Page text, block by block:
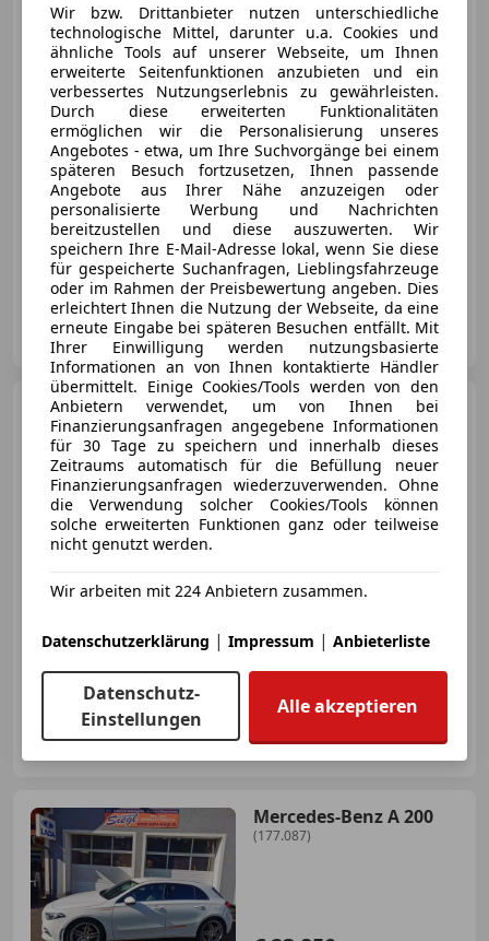
€ 6 500
02/2012 199 981 km Diesel 103 kW (140 PS)
Autohaus Siegl GmbH
AT-8282 Loipersdorf
Mitsubishi Eclipse
Cross2,4 PHEV 4WD Diamond
CVT Aut. Anhängevorrichtun...
€ 23 850
05/2022 49 894 km Elektro/Benzin 72 kW (98 PS)
Autohaus Siegl GmbH
Mercedes-Benz A 200
(177.087)
Wir bzw. Drittanbieter nutzen unterschiedliche
technologische Mittel, darunter u.a. Cookies und
ähnliche Tools auf unserer Webseite, um Ihnen
erweiterte Seitenfunktionen anzubieten und ein
verbessertes Nutzungserlebnis zu gewährleisten.
Durch diese erweiterten Funktionalitäten
ermöglichen wir die Personalisierung unseres
Angebotes - etwa, um Ihre Suchvorgänge bei einem
späteren Besuch fortzusetzen, Ihnen passende
Angebote aus Ihrer Nähe anzuzeigen oder
personalisierte Werbung und Nachrichten
bereitzustellen und diese auszuwerten. Wir
speichern Ihre E-Mail-Adresse lokal, wenn Sie diese
für gespeicherte Suchanfragen, Lieblingsfahrzeuge
oder im Rahmen der Preisbewertung angeben. Dies
erleichtert Ihnen die Nutzung der Webseite, da eine
erneute Eingabe bei späteren Besuchen entfällt. Mit
Ihrer Einwilligung werden nutzungsbasierte
Informationen an von Ihnen kontaktierte Händler
übermittelt. Einige Cookies/Tools werden von den
Anbietern verwendet, um von Ihnen bei
Finanzierungsanfragen angegebene Informationen
für 30 Tage zu speichern und innerhalb dieses
Zeitraums automatisch für die Befüllung neuer
Finanzierungsanfragen wiederzuverwenden. Ohne
die Verwendung solcher Cookies/Tools können
solche erweiterten Funktionen ganz oder teilweise
nicht genutzt werden.
Wir arbeiten mit 224 Anbietern zusammen.
Datenschutzerklärung | Impressum | Anbieterliste
Datenschutz-
Einstellungen
Alle akzeptieren